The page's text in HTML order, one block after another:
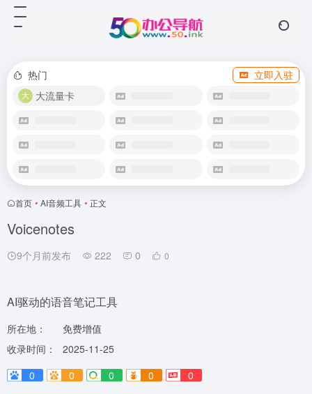
热门
立即入驻
大流量卡
首页 • AI音频工具 • 正文
Voicenotes
9个月前发布 222 0 0
AI驱动的语音笔记工具
所在地：
免费增值
收录时间：
2025-11-25
0
0 0 0 0